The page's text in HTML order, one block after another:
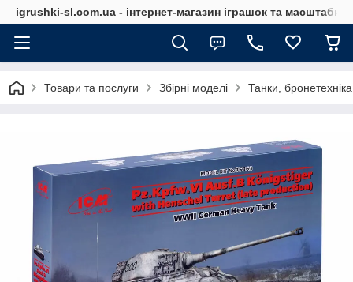
igrushki-sl.com.ua - інтернет-магазин іграшок та
Товари та послуги Збірні моделі Танки,